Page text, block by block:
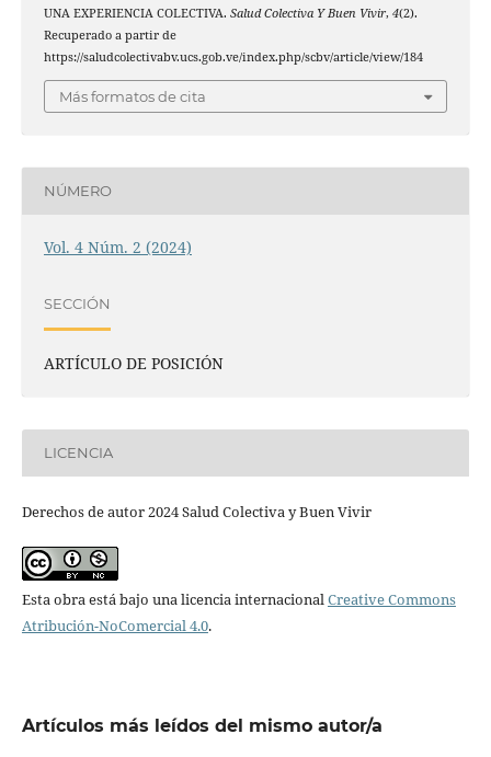
UNA EXPERIENCIA COLECTIVA. Salud Colectiva Y Buen Vivir, 4(2).
Recuperado a partir de
https://saludcolectivabv.ucs.gob.ve/index.php/scbv/article/view/184
Más formatos de cita
NÚMERO
Vol. 4 Núm. 2 (2024)
SECCIÓN
ARTÍCULO DE POSICIÓN
LICENCIA
Derechos de autor 2024 Salud Colectiva y Buen Vivir
Esta obra está bajo una licencia internacionalCreative Commons
Atribución-NoComercial 4.0.
Artículos más leídos del mismo autor/a